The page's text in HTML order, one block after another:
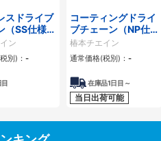
スドライブ
（SS仕様）
、型番でリ
】
ン
別)： -
目
コーティングドライ
ブチェーン（NP仕
様）
椿本チエイン
通常価格(税別)： -
在庫品1日目～
当日出荷可能